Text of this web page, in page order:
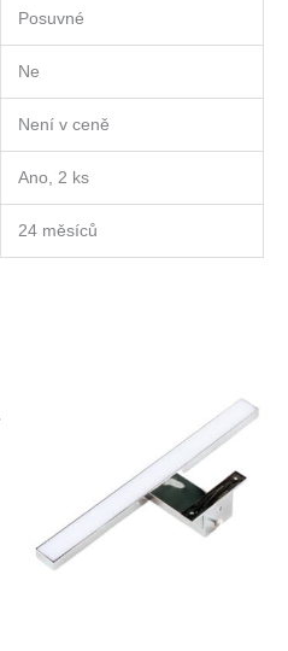
Posuvné
Ne
Není v ceně
Ano, 2 ks
24 měsíců